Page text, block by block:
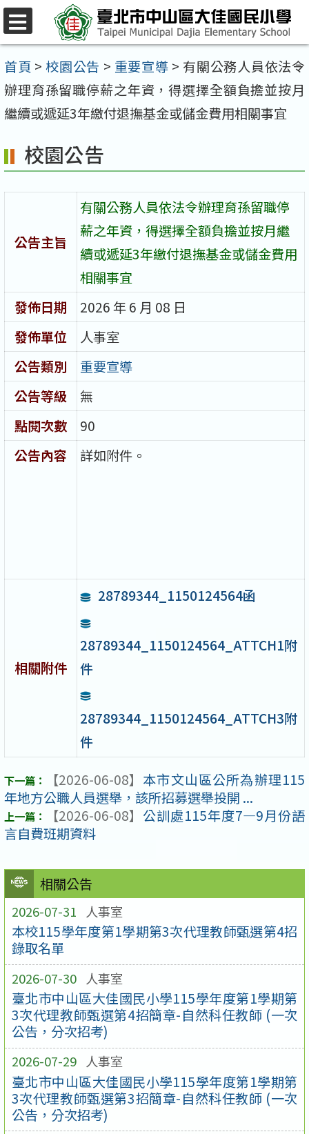
跳
至
主
要
內
區
首頁 > 校園公告 > 重要宣導 > 有關公務人員依法令
辦理育孫留職停薪之年資，得選擇全額負擔並按月
繼續或遞延3年繳付退撫基金或儲金費用相關事宜
相關公告
2026-07-31 人事室
本校115學年度第1學期第3次代理教師甄選第4招
錄取名單
2026-07-30 人事室
臺北市中山區大佳國民小學115學年度第1學期第
3次代理教師甄選第4招簡章-自然科任教師 (一次
公告，分次招考)
2026-07-29 人事室
臺北市中山區大佳國民小學115學年度第1學期第
3次代理教師甄選第3招簡章-自然科任教師 (一次
公告，分次招考)
校園公告
公告主旨
有關公務人員依法令辦理育孫留職停
薪之年資，得選擇全額負擔並按月繼
續或遞延3年繳付退撫基金或儲金費用
相關事宜
發佈日期
2026 年 6 月 08 日
發佈單位
人事室
公告類別
重要宣導
公告等級
無
點閱次數
90
公告內容
詳如附件。
相關附件
28789344_1150124564函
28789344_1150124564_ATTCH1附
件
28789344_1150124564_ATTCH3附
件
【2026-06-08】 本市文山區公所為辦理115
年地方公職人員選舉，該所招募選舉投開 ...
【2026-06-08】 公訓處115年度7—9月份語
言自費班期資料
選
單